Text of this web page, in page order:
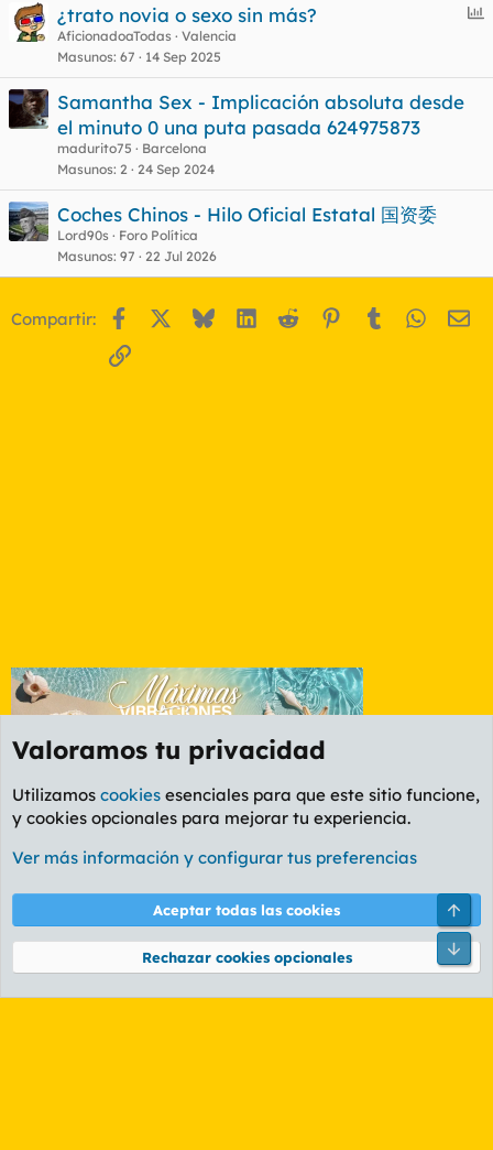
E
u
¿trato novia o sexo sin más?
AficionadoaTodas Valencia
Masunos 67 14 Sep 2025
Samantha Sex - Implicación absoluta desde
el minuto 0 una puta pasada 624975873
madurito75
Barcelona
Masunos 2 24 Sep 2024
Coches Chinos - Hilo Oficial Estatal 国资委
Lord90s
Foro Política
Masunos 97 22 Jul 2026
Compartir: Facebook BlueskyLinkedIn
Reddit Pinterest
Tumblr
Enlace
Foro General
Cookies
PL OLDSTYLE AMARILLO
Términos y reglas Política de privacidad Ayuda
Community platform by XenForo® © 2010-2026 XenForo Ltd.
Valoramos tu privacidad
Utilizamos cookies esenciales para que este sitio funcione,
y cookies opcionales para mejorar tu experiencia.
Ver más información y configurar tus preferencias
Aceptar todas las cookies
Rechazar cookies opcionales
Pie